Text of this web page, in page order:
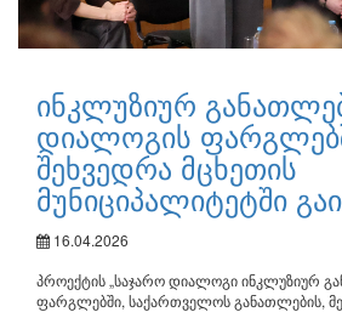
ინკლუზიურ
დიალოგის
შეხვედრა მცხეთის
მუნიციპალიტეტში
16.04.2026
პროექტის „საჯარო დიალოგი ინკლუზიურ
ფარგლებში, საქართველოს განათლების,